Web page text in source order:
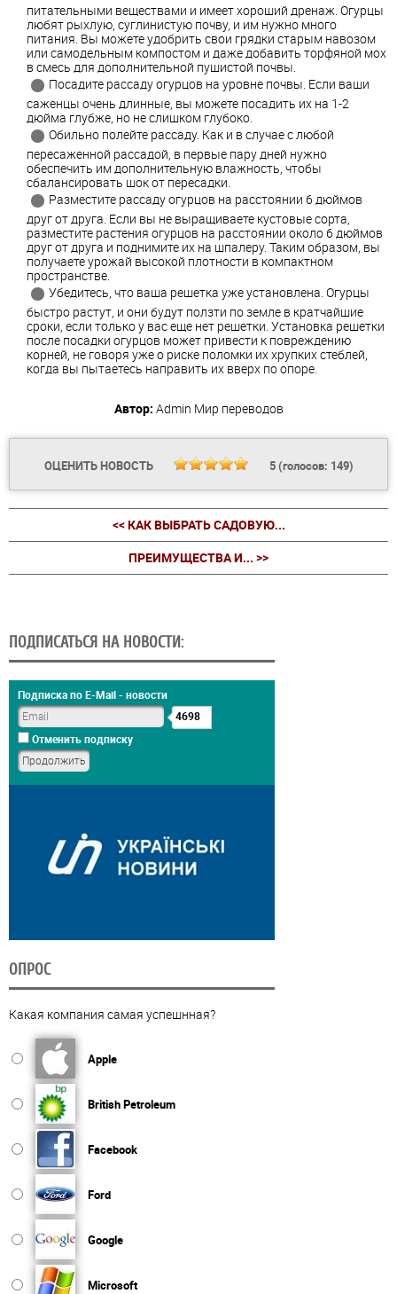
питательными веществами и имеет хороший дренаж. Огурцы
любят рыхлую, суглинистую почву, и им нужно много
питания. Вы можете удобрить свои грядки старым навозом
или самодельным компостом и даже добавить торфяной мох
в смесь для дополнительной пушистой почвы.
Посадите рассаду огурцов на уровне почвы. Если ваши
саженцы очень длинные, вы можете посадить их на 1-2
дюйма глубже, но не слишком глубоко.
Обильно полейте рассаду. Как и в случае с любой
пересаженной рассадой, в первые пару дней нужно
обеспечить им дополнительную влажность, чтобы
сбалансировать шок от пересадки.
Разместите рассаду огурцов на расстоянии 6 дюймов
друг от друга. Если вы не выращиваете кустовые сорта,
разместите растения огурцов на расстоянии около 6 дюймов
друг от друга и поднимите их на шпалеру. Таким образом, вы
получаете урожай высокой плотности в компактном
пространстве.
Убедитесь, что ваша решетка уже установлена. Огурцы
быстро растут, и они будут ползти по земле в кратчайшие
сроки, если только у вас еще нет решетки. Установка решетки
после посадки огурцов может привести к повреждению
корней, не говоря уже о риске поломки их хрупких стеблей,
когда вы пытаетесь направить их вверх по опоре.
Автор: Admin Мир переводов
ОЦЕНИТЬ НОВОСТЬ 5(голосов: 149)
<< КАК ВЫБРАТЬ САДОВУЮ...
ПРЕИМУЩЕСТВА И... >>
ПОДПИСАТЬСЯ НА НОВОСТИ:
Подписка по E-Mail - новости
4698
Отменить подписку
ОПРОС
Какая компания самая успешнная?
Apple
British Petroleum
Facebook
Ford
Google
Microsoft